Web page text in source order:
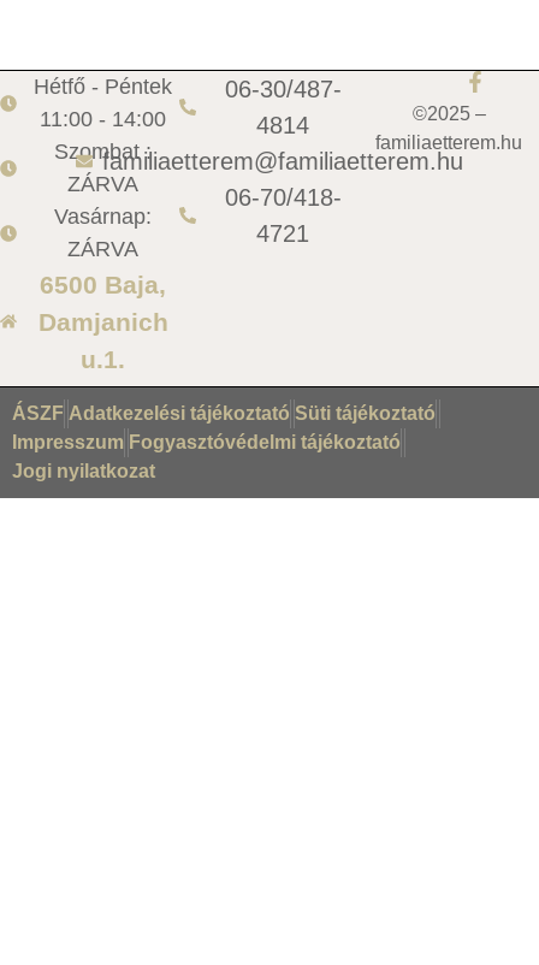
Hétfő - Péntek
11:00 - 14:00
Szombat :
ZÁRVA
Vasárnap:
ZÁRVA
6500 Baja,
Damjanich
u.1.
06-30/487-
4814
familiaetterem@familiaetterem.hu
06-70/418-
4721
©2025 –
familiaetterem.hu
ÁSZF Adatkezelési tájékoztató Süti tájékoztató
Impresszum Fogyasztóvédelmi tájékoztató
Jogi nyilatkozat